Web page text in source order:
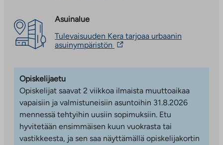
Keran uudet kodit Espoossa – Viilivati 2 &
Maitovadinkatu 11
Kehittyvälle Keran alueelle Espooseen on valmistunut
asumisoikeusasuntoja. Asumisoikeus- ja vuokra-
asunnot ovat osa useamman talon korttelia, joiden
yhteiskäytössä on vehreä sisäpiha oleskelu- ja
leikkialueineen. Läheiseltä Keran juna-asemalta on vain
neljän minuutin junamatka Leppävaaraan ja 20
minuutin matka Helsingin keskustaan.
Asuinalue
Tulevaisuuden Kera tarjoaa urbaanin
asuinympäristön Linkki
aukeaa
uuteen
välilehteen
Opiskelijaetu
Opiskelijat saavat 2 viikkoa ilmaista muuttoaikaa
vapaisiin ja valmistuneisiin asuntoihin 31.8.2026
mennessä tehtyihin uusiin sopimuksiin. Etu
hyvitetään ensimmäisen kuun vuokrasta tai
vastikkeesta, ja sen saa näyttämällä opiskelijakortin